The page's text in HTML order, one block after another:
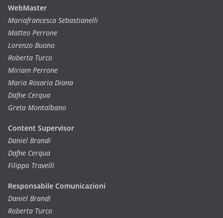
WebMaster
Mariafrancesca Sebastianelli
Matteo Perrone
Lorenzo Buono
Roberta Turco
Miriam Perrone
Maria Rosaria Diana
Dafne Cerqua
Greta Montalbano
Content Supervisor
Daniel Brandi
Dafne Cerqua
Filippo Travelli
Responsabile Comunicazioni
Daniel Brandi
Roberta Turco